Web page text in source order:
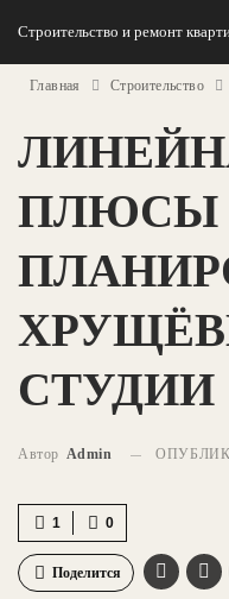
Строительство и ремонт
Главная Строительство
ПЛЮСЫ
СТУДИИ
Автор Admin
0
1
Поделится